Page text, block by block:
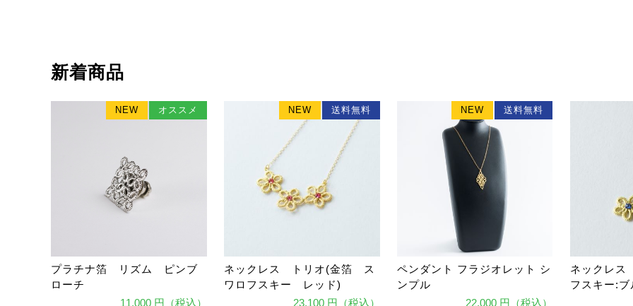
新着商品
NEW オススメ
プラチナ箔 リズム ピンブ
ローチ
11,000 円（税込）
NEW 送料無料
ネックレス トリオ(金箔 ス
ワロフスキー レッド)
23,100 円（税込）
NEW 送料無料
ペンダント フラジオレット シ
ンプル
22,000 円（税込）
ネックレ
フスキー:ブ